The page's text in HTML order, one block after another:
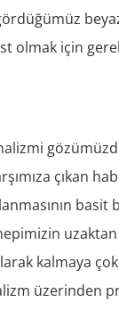
olmak için
çıkan
kalmaya
üzerinden